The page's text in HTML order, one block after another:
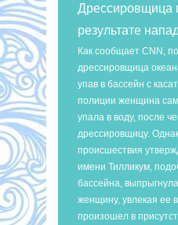
Дрессировщица
результате
Как сообщает CNN,
дрессировщица
упав в бассейн с
полиции женщина
упала в воду, после
дрессировщицу.
происшествия
имени Тилликум,
бассейна,
женщину, увлекая ее
произошел в